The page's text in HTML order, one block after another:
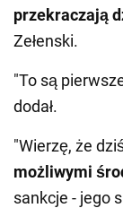
przekraczają
Zełenski.
"To są
dodał.
"Wierzę, że
możliwymi
sankcje - jego